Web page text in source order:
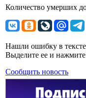
Количество умерших
Нашли ошибку в
Выделите ее и
Сообщить новость